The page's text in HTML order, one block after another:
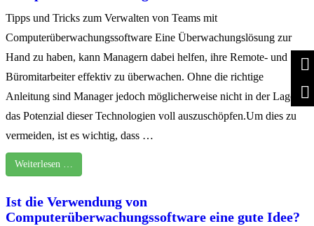
Tipps und Tricks zum Verwalten von Teams mit
Computerüberwachungssoftware Eine Überwachungslösung zur
Hand zu haben, kann Managern dabei helfen, ihre Remote- und
Büromitarbeiter effektiv zu überwachen. Ohne die richtige
Anleitung sind Manager jedoch möglicherweise nicht in der Lage,
das Potenzial dieser Technologien voll auszuschöpfen.Um dies zu
vermeiden, ist es wichtig, dass …
Weiterlesen …
Ist die Verwendung von
Computerüberwachungssoftware eine gute Idee?